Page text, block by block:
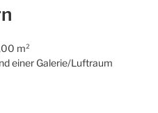
m²
einer Galerie/Luftraum